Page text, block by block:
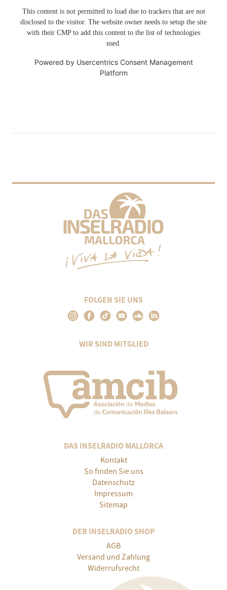
This content is not permitted to load due to trackers that are not
disclosed to the visitor. The website owner needs to setup the site
with their CMP to add this content to the list of technologies
used.
Powered by Usercentrics Consent Management
Platform
FOLGEN SIE UNS
WIR SIND MITGLIED
DAS INSELRADIO MALLORCA
Kontakt
So finden Sie uns
Datenschutz
Impressum
Sitemap
DER INSELRADIO SHOP
AGB
Versand und Zahlung
Widerrufsrecht